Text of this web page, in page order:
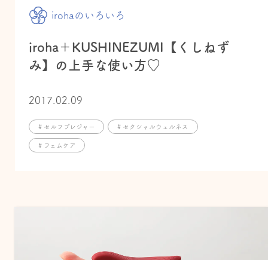
irohaのいろいろ
iroha＋KUSHINEZUMI【くしねず
み】の上手な使い方♡
2017.02.09
# セルフプレジャー # セクシャルウェルネス
# フェムケア